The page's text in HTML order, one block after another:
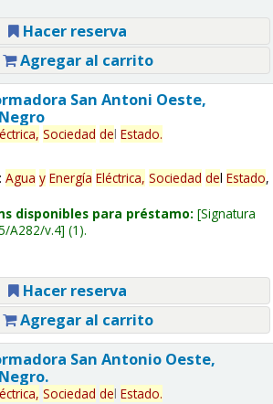
Hacer reserva
Agregar al carrito
San Antoni Oeste,
Sociedad del Estado.
Agua y Energía Eléctrica, Sociedad del Estado,
disponibles para préstamo: Signatura
A282/v.4 (1).
Hacer reserva
Agregar al carrito
San Antonio Oeste,
Sociedad del Estado.